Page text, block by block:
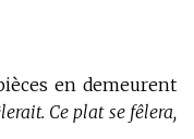
en demeurent
Ce plat se fêlera,